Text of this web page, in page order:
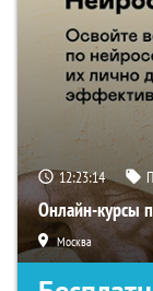
12:23:13
Онлайн-курсы
Москва